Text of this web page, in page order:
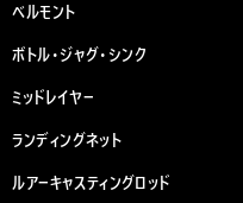
ベルモント
ボトル・ジャグ・シンク
ミッドレイヤー
ランディングネット
ルアーキャスティングロッド